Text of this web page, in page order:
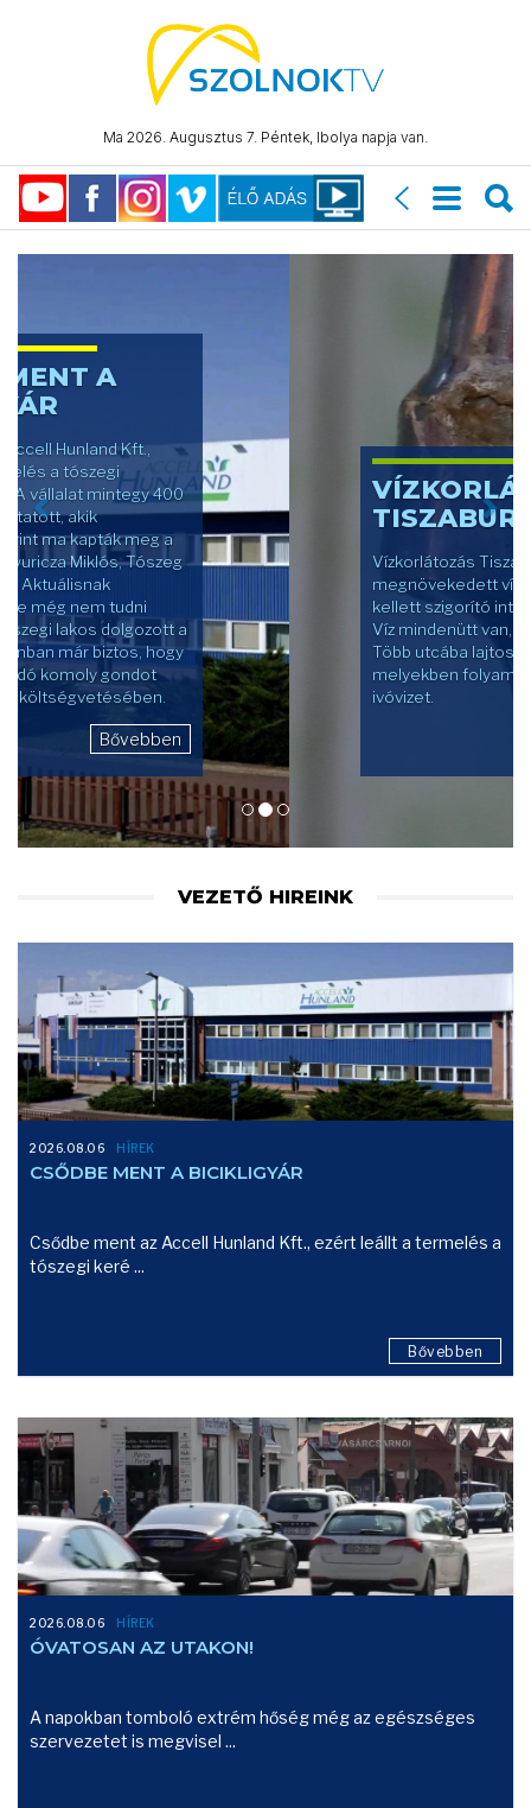
Ma 2026. Augusztus 7. Péntek, Ibolya napja van.
VÍZKORLÁTOZÁS
TISZABURÁN
Vízkorlátozás Tiszaburán. A
megnövekedett vízfogyasztás miatt
kellett szigorító intézkedéseket hozni.
Víz mindenütt van, de csak csordogál.
Több utcába lajtos kocsit telepítettek,
melyekben folyamatosan pótolják a friss
ivóvizet.
Previous
VEZETŐ HIREINK
2026.08.06 HÍREK
CSŐDBE MENT A BICIKLIGYÁR
Csődbe ment az Accell Hunland Kft., ezért leállt a termelés a
tószegi keré ...
Bővebben
2026.08.06 HÍREK
ÓVATOSAN AZ UTAKON!
A napokban tomboló extrém hőség még az egészséges
szervezetet is megvisel ...